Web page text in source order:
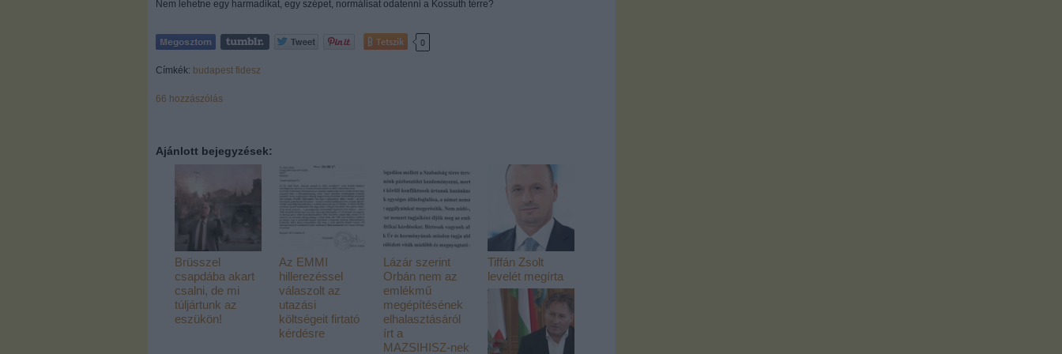
Nem lehetne egy harmadikat, egy szépet, normálisat odatenni a Kossuth térre?
Tetszik 0
Címkék: budapest fidesz
66 hozzászólás
Ajánlott bejegyzések:
Brüsszel
csapdába akart
csalni, de mi
túljártunk az
eszükön!
Az EMMI
hillerezéssel
válaszolt az
utazási
költségeit firtató
kérdésre
Lázár szerint
Orbán nem az
emlékmű
megépítésének
elhalasztásáról
írt a
MAZSIHISZ-nek
Tiffán Zsolt
levelét megírta